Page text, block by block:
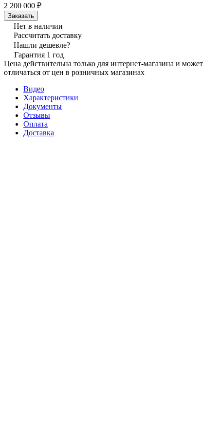
2 200 000 ₽
Заказать
Нет в наличии
Рассчитать доставку
Нашли дешевле?
Гарантия 1 год
Цена действительна только для интернет-магазина и может
отличаться от цен в розничных магазинах
Видео
Характеристики
Документы
Отзывы
Оплата
Доставка